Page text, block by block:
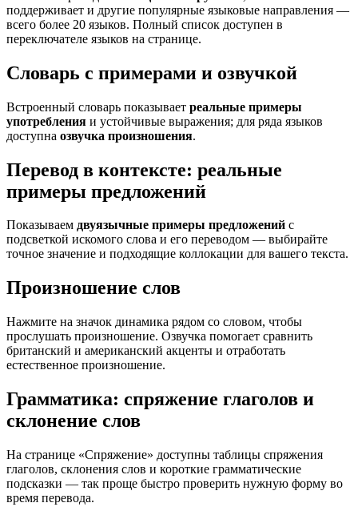
поддерживает и другие популярные языковые направления —
всего более 20 языков. Полный список доступен в
переключателе языков на странице.
Словарь с примерами и озвучкой
Встроенный словарь показывает реальные примеры
употребления и устойчивые выражения; для ряда языков
доступна озвучка произношения.
Перевод в контексте: реальные
примеры предложений
Показываем двуязычные примеры предложений с
подсветкой искомого слова и его переводом — выбирайте
точное значение и подходящие коллокации для вашего текста.
Произношение слов
Нажмите на значок динамика рядом со словом, чтобы
прослушать произношение. Озвучка помогает сравнить
британский и американский акценты и отработать
естественное произношение.
Грамматика: спряжение глаголов и
склонение слов
На странице «Спряжение» доступны таблицы спряжения
глаголов, склонения слов и короткие грамматические
подсказки — так проще быстро проверить нужную форму во
время перевода.